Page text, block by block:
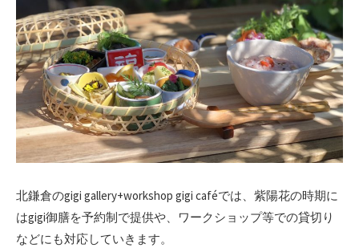
北鎌倉のgigi gallery+workshop gigi caféでは、紫陽花の時期に
はgigi御膳を予約制で提供や、ワークショップ等での貸切り
などにも対応していきます。